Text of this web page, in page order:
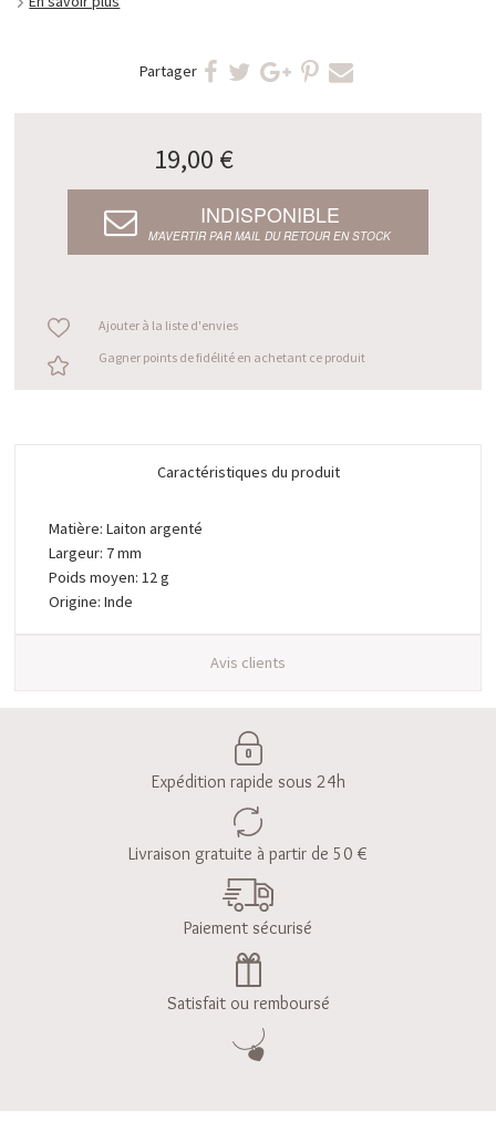
Partager
19,00 €
INDISPONIBLE
M’AVERTIR PAR MAIL DU RETOUR EN STOCK
Ajouter à la liste d'envies
Gagner points de fidélité en achetant ce produit
Caractéristiques du produit
Matière: Laiton argenté
Largeur: 7 mm
Poids moyen: 12 g
Origine: Inde
Avis clients
Expédition rapide sous 24h
Livraison gratuite à partir de 50 €
Paiement sécurisé
Satisfait ou remboursé